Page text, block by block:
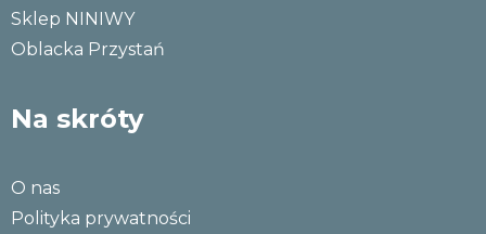
Sklep NINIWY
Oblacka Przystań
Na skróty
O nas
Polityka prywatności